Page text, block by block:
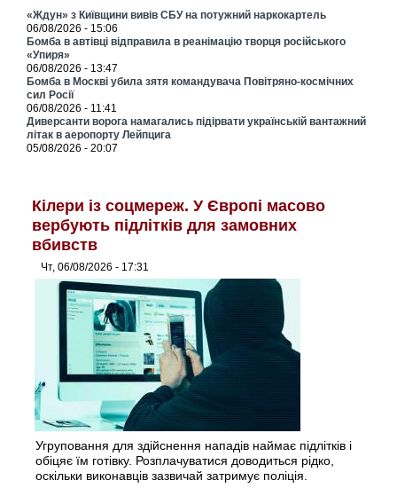
«Ждун» з Київщини вивів СБУ на потужний наркокартель
06/08/2026 - 15:06
Бомба в автівці відправила в реанімацію творця російського
«Упиря»
06/08/2026 - 13:47
Бомба в Москві убила зятя командувача Повітряно-космічних
сил Росії
06/08/2026 - 11:41
Диверсанти ворога намагались підірвати українській вантажний
літак в аеропорту Лейпцига
05/08/2026 - 20:07
Кілери із соцмереж. У Європі масово
вербують підлітків для замовних
вбивств
Чт, 06/08/2026 - 17:31
Угруповання для здійснення нападів наймає підлітків і
обіцяє їм готівку. Розплачуватися доводиться рідко,
оскільки виконавців зазвичай затримує поліція.